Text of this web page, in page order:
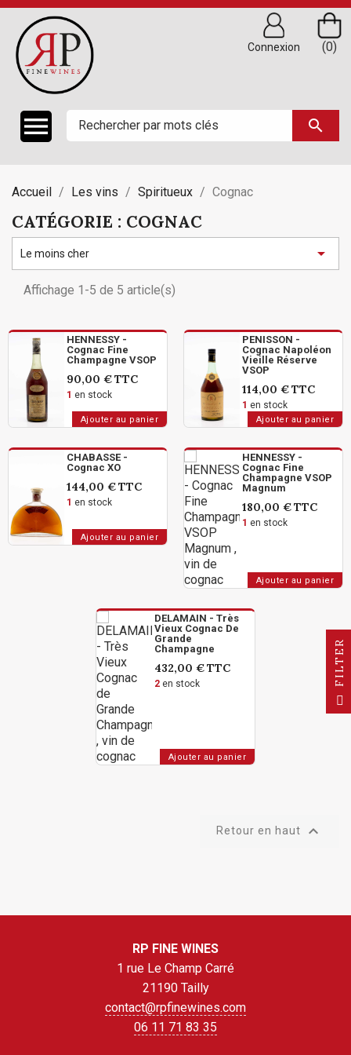

(0)
Connexion
search
Accueil Les vins Spiritueux Cognac
CATÉGORIE : COGNAC
Le moins cher 
Affichage 1-5 de 5 article(s)
HENNESSY -
Cognac Fine
Champagne VSOP
90,00 €TTC
1 en stock
Ajouter au panier
PENISSON -
Cognac Napoléon
Vieille Réserve
VSOP
114,00 €TTC
1 en stock
Ajouter au panier
CHABASSE -
Cognac XO
144,00 €TTC
1 en stock
Ajouter au panier
HENNESSY -
Cognac Fine
Champagne VSOP
Magnum
180,00 €TTC
1 en stock
Ajouter au panier
DELAMAIN - Très
Vieux Cognac De
Grande
Champagne
432,00 €TTC
2en stock
Ajouter au panier
Retour en haut 
RP FINE WINES
1 rue Le Champ Carré
21190 Tailly
contact@rpfinewines.com
06 11 71 83 35
R